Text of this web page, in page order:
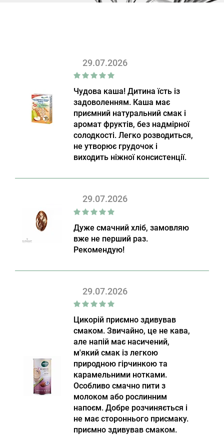
29.07.2026
Чудова каша! Дитина їсть із
задоволенням. Каша має
приємний натуральний смак і
аромат фруктів, без надмірної
солодкості. Легко розводиться,
не утворює грудочок і
виходить ніжної консистенції.
29.07.2026
Дуже смачний хліб, замовляю
вже не перший раз.
Рекомендую!
29.07.2026
Цикорій приємно здивував
смаком. Звичайно, це не кава,
але напій має насичений,
м'який смак із легкою
природною гірчинкою та
карамельними нотками.
Особливо смачно пити з
молоком або рослинним
напоєм. Добре розчиняється і
не має стороннього присмаку.
приємно здивував смаком.